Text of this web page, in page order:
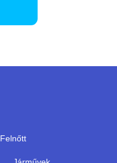
Felnőtt